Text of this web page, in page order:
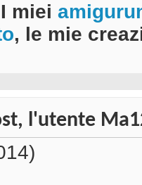
miei
, le mie
l'utente